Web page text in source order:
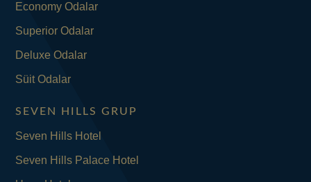
Economy Odalar
Superior Odalar
Deluxe Odalar
Süit Odalar
SEVEN HILLS GRUP
Seven Hills Hotel
Seven Hills Palace Hotel